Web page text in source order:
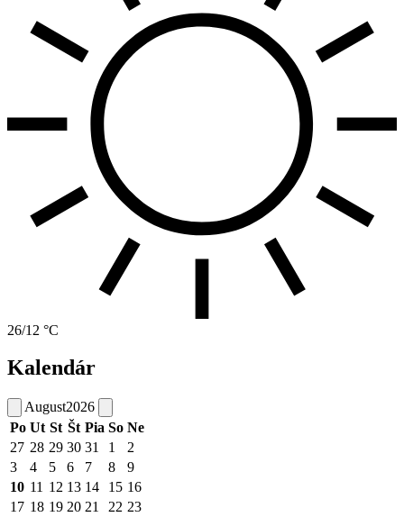
26/12 °C
Kalendár
August2026
Po Ut St Št Pia So Ne
27 28 29 30 31 1
2
3
4 5 6 7 8
9
10 11 12 13 14 15 16
17 18 19 20 21 22 23